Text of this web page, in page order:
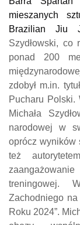
mieszanych
Brazilian Jiu
Szydłowski, co
ponad 200
zdobył m.in.
Pucharu
Michała
narodowej w
oprócz wyników
też
treningowej.
Zachodniego na
Roku 2024”.